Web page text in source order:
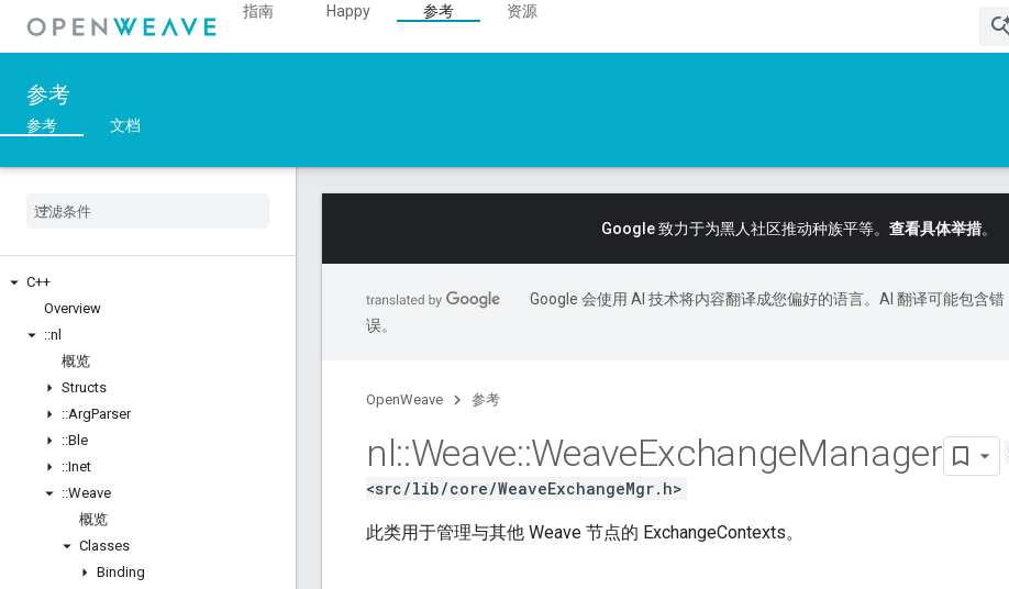
指南 Happy 参考
资源
参考
参考 文档
C++
Overview
::nl
概览
Structs
::ArgParser
::Ble
::Inet
::Weave
概览
Classes
Binding
Google 致力于为黑人社区推动种族平等。 查看具体举措。
Google 会使用 AI 技术将内容翻译成您偏好的语言。AI 翻译可能包含错
误。
OpenWeave 参考
nl::Weave::WeaveExchangeManager
<src/lib/core/WeaveExchangeMgr.h>
此类用于管理与其他 Weave 节点的 ExchangeContexts。